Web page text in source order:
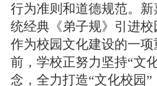
行为准则和道德规范。
统经典《弟子规》引进校
作为校园文化建设的一项
前，学校正努力坚持“文
念，全力打造“文化校园